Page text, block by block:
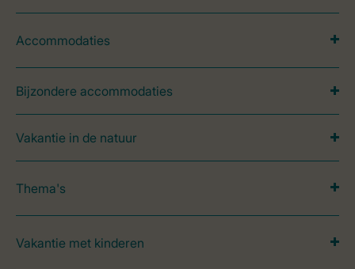
Accommodaties
Bijzondere accommodaties
Vakantie in de natuur
Thema's
Vakantie met kinderen